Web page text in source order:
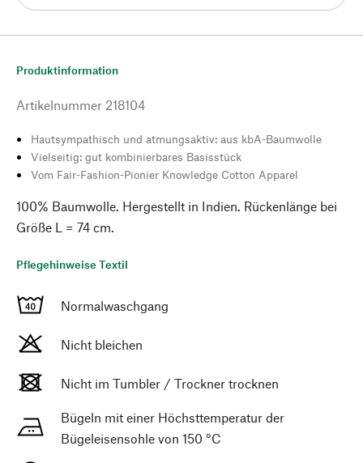
Produktinformation
Artikelnummer 218104
Hautsympathisch und atmungsaktiv: aus kbA-Baumwolle
Vielseitig: gut kombinierbares Basisstück
Vom Fair-Fashion-Pionier Knowledge Cotton Apparel
100% Baumwolle. Hergestellt in Indien. Rückenlänge bei
Größe L = 74 cm.
Pflegehinweise Textil
Normalwaschgang
Nicht bleichen
Nicht im Tumbler / Trockner trocknen
Bügeln mit einer Höchsttemperatur der
Bügeleisensohle von 150 °C